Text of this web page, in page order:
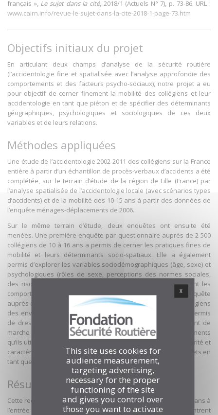
français », Le sujet dans la cité, 2018/1 (Actuels N° 7), p. 73-86. URL :
www.cairn.info/revue-le-sujet-dans-la-cite-2018-1-page-73.htm
Objectifs initiaux du projet
En articulant deux champs d’analyse de la sécurité routière
(l’accidentologie fine et spatialisée avec l’analyse approfondie des
comportements et des facteurs psycho-sociaux), notre projet a eu
pour objectif de cerner finement la mobilité des collégiens et leur
accidentologie en tant que piéton et de spécifier des déterminants
géographiques, psychologiques et sociologiques de ces deux
variables et de leurs relations.
Méthodes appliquées
Une étude de l’accidentologie 2002-2011 des collégiens sur la France
entière à partir d’un échantillon de procès-verbaux d’accidents a été
complétée, sur le terrain d’étude de la région de Lille (France) par
l’analyse spatialisée de l’accidentologie locale (avec scénarios types
d’accidents) et de la mobilité des 10-15 ans à partir des données de
l’enquête ménages-déplacements de 2006.
Sur le même terrain d’étude, deux enquêtes ont ensuite été
menées. Une première enquête par questionnaire auprès de 2 500
collégiens de 10 à 16 ans a permis de cerner les pratiques fines de
mobilité et leurs déterminants socio-spatiaux. Elle a également
permis d’explorer les variables sociodémographiques (âge, sexe) et
psychologiques (rôles de sexe, perceptions des normes sociales,
des risques, des règles, du niveau de supervision) expliquant les
comportements déclarés en tant que piéton. Une deuxième enquête
auprès de 300 collégiens a porté sur la perception par les collégiens
des environnements de marche connus et inconnus. Elle a permis
de dresser une cartographie sensible de leur environnement de
marche réel et de procéder à une analyse qualitative des éléments
qu’ils utilisent pour juger de l’agrément, du confort et de la sécurité et
caractériser leur représentation, positive ou négative, des trajets en
tant que piéton.
Résultats majeurs
Cette recherche confirme le pic d’accident piéton entre 11 et 13 ans à
l’entrée dans l’enseignement secondaire. Les analyses montrent
X
This site uses cookies for
audience measurement,
targeting advertising,
necessary for the proper
functioning of the site
and gives you control over
those you want to activate